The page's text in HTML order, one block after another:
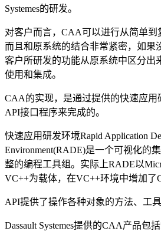
Systemes的研发。
对客户而言，CAA可以进行从简单到
而且和原系统的结合非常紧密，如果
客户所研发的功能从原系统中区分出
使用和集成。
CAA的实现，是通过提供的快速应用
API接口程序来完成的。
快速应用研发环境Rapid Application
Environment(RADE)是一个可视化的
整的编程工具组。实际上RADE以
VC++为载体，在VC++环境中增加了
API提供了操作各种对象的方法、工具
Dassault Systemes提供的CAA产品包